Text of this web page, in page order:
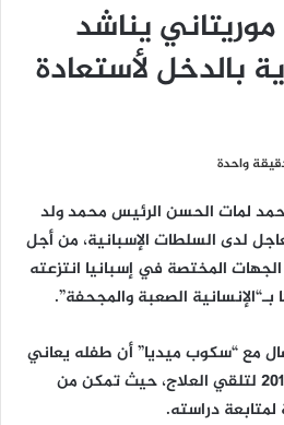
يناشد
بالدخل لأستعادة
واحدة
لمات الحسن الرئيس محمد ولد
لدى السلطات الإسبانية، من أجل
المختصة في إسبانيا انتزعته
الصعبة والمجحفة”.
مع “سكوب ميديا” أن طفله يعاني
من إعاقة، وأنه أحضره عام 2012 لتلقي العلاج، حيث تمكن من
دراسته.